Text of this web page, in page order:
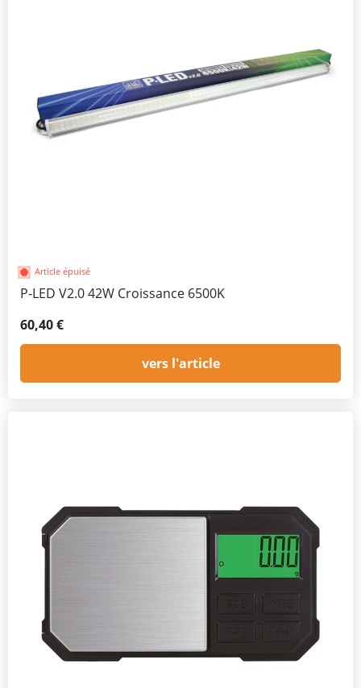
Article épuisé
P-LED V2.0 42W Croissance 6500K
60,40 €
vers l'article